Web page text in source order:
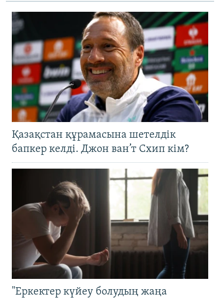
Қазақстан құрамасына шетелдік
бапкер келді. Джон ван’т Схип кім?
"Еркектер күйеу болудың жаңа